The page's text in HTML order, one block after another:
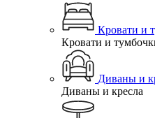
Кровати и
Кровати и
Диваны и
Диваны и кресла